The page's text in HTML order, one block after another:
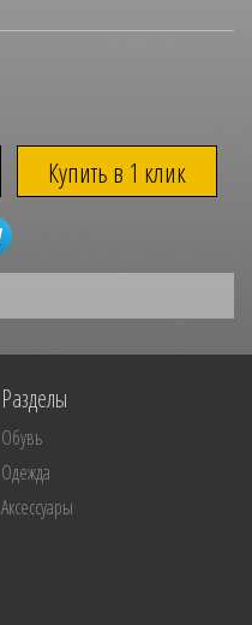
Купить в 1 клик
Разделы
Обувь
Одежда
Аксессуары